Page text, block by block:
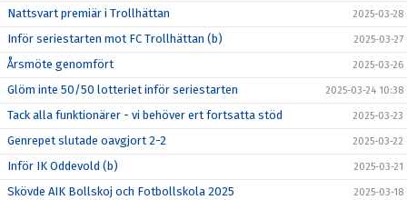
Nattsvart premiär i Trollhättan 2025-03-28
Inför seriestarten mot FC Trollhättan (b) 2025-03-27
Årsmöte genomfört 2025-03-26
Glöm inte 50/50 lotteriet inför seriestarten 2025-03-24 10:38
Tack alla funktionärer - vi behöver ert fortsatta stöd 2025-03-23
Genrepet slutade oavgjort 2-2 2025-03-22
Inför IK Oddevold (b) 2025-03-21
Skövde AIK Bollskoj och Fotbollskola 2025 2025-03-18